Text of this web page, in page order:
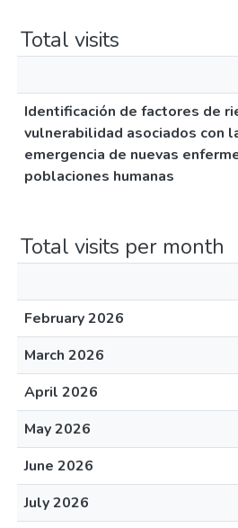
Total visits
Identificación de factores de
vulnerabilidad asociados con
emergencia de nuevas
poblaciones humanas
Total visits per month
February 2026
March 2026
April 2026
May 2026
June 2026
July 2026